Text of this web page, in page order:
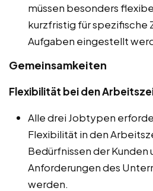
müssen besonders
kurzfristig für spezifische
Aufgaben eingestellt
Gemeinsamkeiten
Flexibilität bei den
Alle drei Jobtypen
Flexibilität in den
Bedürfnissen der Kunden
Anforderungen des
werden.